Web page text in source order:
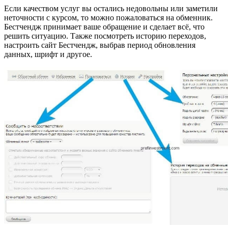
Если качеством услуг вы остались недовольны или заметили
неточности с курсом, то можно пожаловаться на обменник.
Бестчендж принимает ваше обращение и сделает всё, что
решить ситуацию. Также посмотреть историю переходов,
настроить сайт Бестчендж, выбрав период обновления
данных, шрифт и другое.